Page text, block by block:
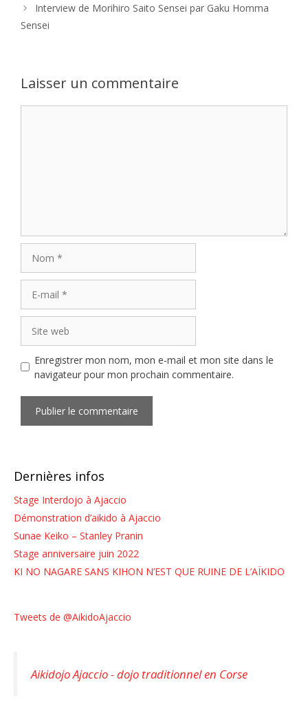
Interview de Morihiro Saito Sensei par Gaku Homma
Sensei
Laisser un commentaire
mail
web
Enregistrer mon nom, mon e-mail et mon site dans le
navigateur pour mon prochain commentaire.
Dernières infos
Stage Interdojo à Ajaccio
Démonstration d’aikido à Ajaccio
Sunae Keiko – Stanley Pranin
Stage anniversaire juin 2022
KI NO NAGARE SANS KIHON N’EST QUE RUINE DE L’AÏKIDO
Tweets de @AikidoAjaccio
Aikidojo Ajaccio - dojo traditionnel en Corse